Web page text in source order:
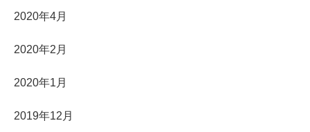
2020年4月
2020年2月
2020年1月
2019年12月